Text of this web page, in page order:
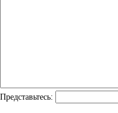
Представьтесь: